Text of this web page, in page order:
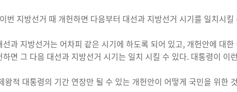
번 지방선거 때 개헌하면 다음부터 대선과 지방선거 시기를 일치시
선과 지방선거는 어차피 같은 시기에 하도록 되어 있고, 개헌안에 대
하면 그 다음 대선과 지방선거 시기는 일치 시킬 수 있다. 대통령이 이
왕적 대통령의 기간 연장만 될 수 있는 개헌안이 어떻게 국민을 위한